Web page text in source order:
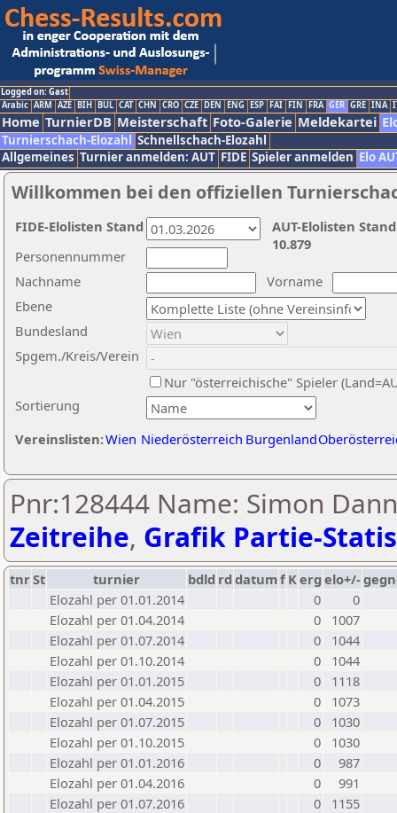
Logged on: Gast
Arabic ARM AZE BIH BUL CAT CHN CRO CZE DEN ENG ESP FAI FIN FRA GER GRE INA
Home TurnierDB Meisterschaft Foto-Galerie Meldekartei
Turnierschach-Elozahl Schnellschach-Elozahl
Allgemeines Turnier anmelden: AUT FIDE Spieler anmelden Elo
Willkommen bei den offiziellen
Nachname
Vorname
Ebene
Sortierung
Personennummer
Bundesland
Spgem./Kreis/Verein
Nur "österreichische" Spieler
Vereinslisten:Wien Niederösterreich Burgenland
AUT-Elolisten
10.879
FIDE-Elolisten Stand
Pnr:128444 Name: Simon
Zeitreihe, Grafik Partie-
tnrSt turnier bdld rd datumf Kerg elo+/-
Elozahl per 01.01.2014
0
0
Elozahl per 01.04.2014
0
1007
Elozahl per 01.07.2014
0
1044
Elozahl per 01.10.2014
0
1044
Elozahl per 01.01.2015
0
1118
Elozahl per 01.04.2015
0
1073
Elozahl per 01.07.2015
0
1030
Elozahl per 01.10.2015
0
1030
Elozahl per 01.01.2016
0
987
Elozahl per 01.04.2016
0
991
Elozahl per 01.07.2016
0
1155